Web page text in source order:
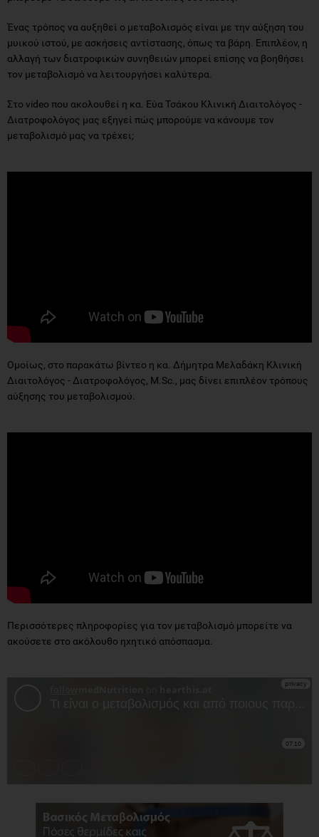
Ένας τρόπος να αυξηθεί ο μεταβολισμός είναι με την αύξηση του
μυικού ιστού, με ασκήσεις αντίστασης, όπως τα βάρη. Επιπλέον, η
αλλαγή των διατροφικών συνηθειών μπορεί επίσης να βοηθήσει
τον μεταβολισμό να λειτουργήσει καλύτερα.
Στο video που ακολουθεί η κα. Εύα Τσάκου Κλινική Διαιτολόγος -
Διατροφολόγος μας εξηγεί πώς μπορούμε να κάνουμε τον
μεταβολισμό μας να τρέχει;
Ομοίως, στο παρακάτω βίντεο η κα. Δήμητρα Μελαδάκη Κλινική
Διαιτολόγος - Διατροφολόγος, M.Sc., μας δίνει επιπλέον τρόπους
αύξησης του μεταβολισμού.
Περισσότερες πληροφορίες για τον μεταβολισμό μπορείτε να
ακούσετε στο ακόλουθο ηχητικό απόσπασμα.